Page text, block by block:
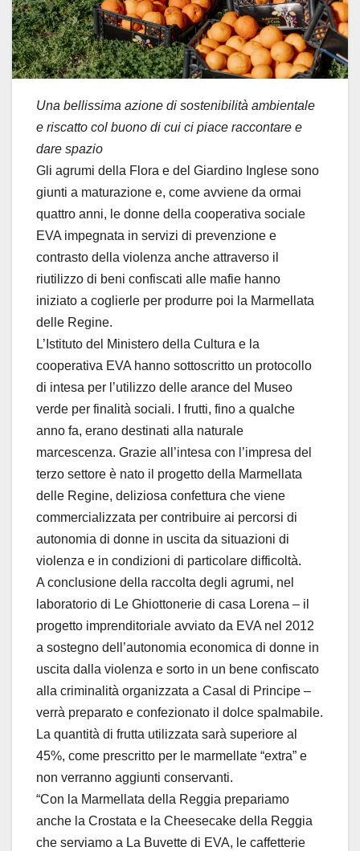
Una bellissima azione di sostenibilità ambientale
e riscatto col buono di cui ci piace raccontare e
dare spazio
Gli agrumi della Flora e del Giardino Inglese sono
giunti a maturazione e, come avviene da ormai
quattro anni, le donne della cooperativa sociale
EVA impegnata in servizi di prevenzione e
contrasto della violenza anche attraverso il
riutilizzo di beni confiscati alle mafie hanno
iniziato a coglierle per produrre poi la Marmellata
delle Regine.
L’Istituto del Ministero della Cultura e la
cooperativa EVA hanno sottoscritto un protocollo
di intesa per l’utilizzo delle arance del Museo
verde per finalità sociali. I frutti, fino a qualche
anno fa, erano destinati alla naturale
marcescenza. Grazie all’intesa con l’impresa del
terzo settore è nato il progetto della Marmellata
delle Regine, deliziosa confettura che viene
commercializzata per contribuire ai percorsi di
autonomia di donne in uscita da situazioni di
violenza e in condizioni di particolare difficoltà.
A conclusione della raccolta degli agrumi, nel
laboratorio di Le Ghiottonerie di casa Lorena – il
progetto imprenditoriale avviato da EVA nel 2012
a sostegno dell’autonomia economica di donne in
uscita dalla violenza e sorto in un bene confiscato
alla criminalità organizzata a Casal di Principe –
verrà preparato e confezionato il dolce spalmabile.
La quantità di frutta utilizzata sarà superiore al
45%, come prescritto per le marmellate “extra” e
non verranno aggiunti conservanti.
“Con la Marmellata della Reggia prepariamo
anche la Crostata e la Cheesecake della Reggia
che serviamo a La Buvette di EVA, le caffetterie